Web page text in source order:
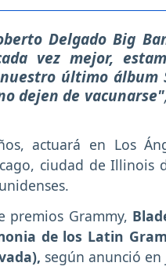
Delgado Big
vez mejor,
último álbum
dejen de vacunarse"
actuará en Los
ciudad de
premios Grammy,
de los Latin
según anunció